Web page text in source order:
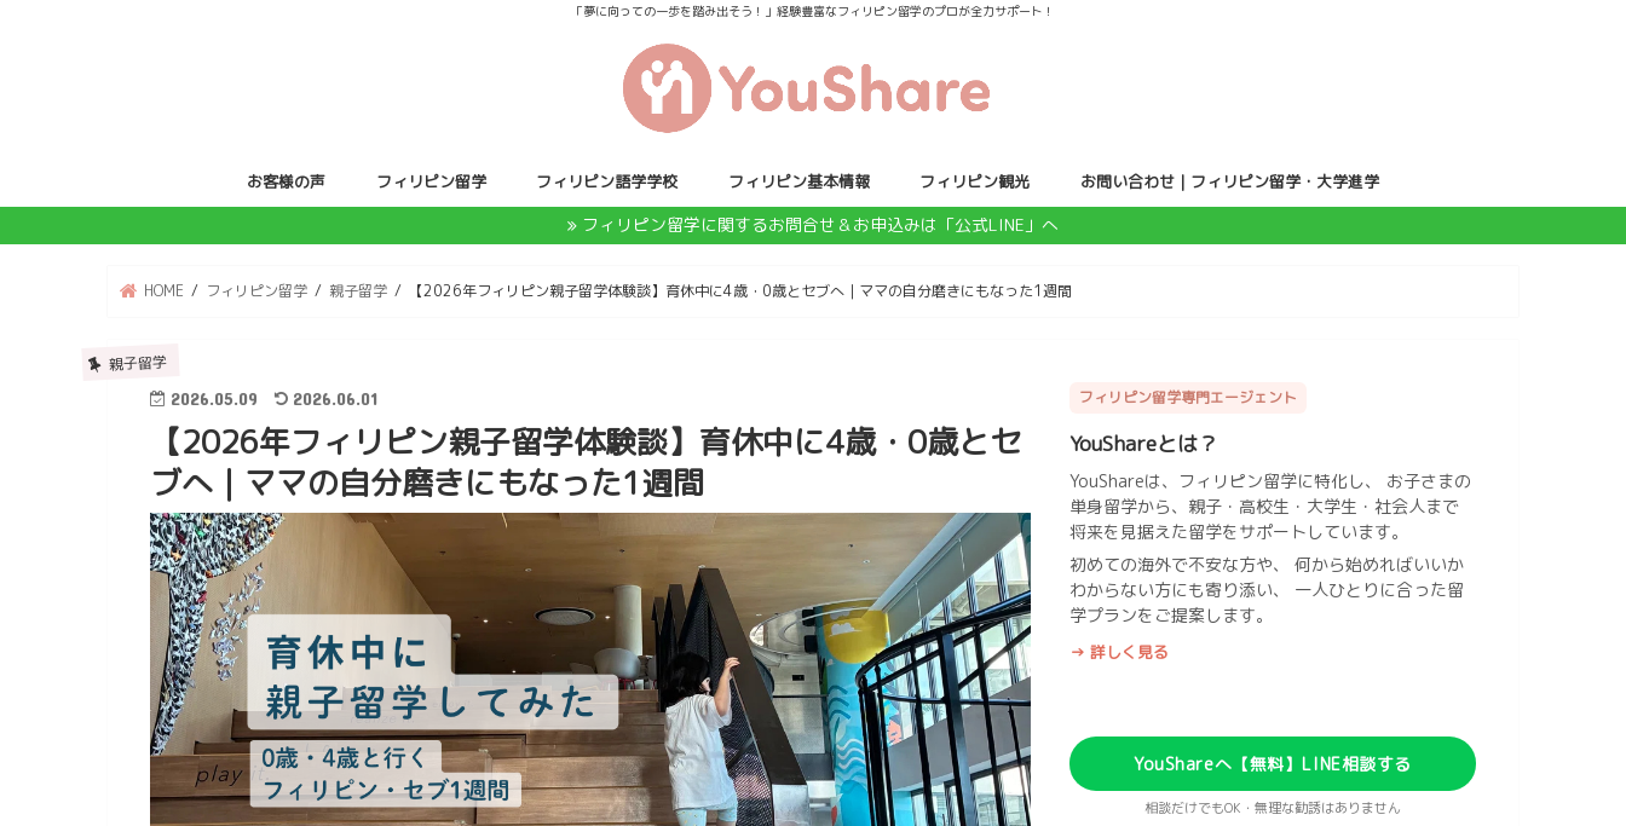
「夢に向っての一歩を踏み出そう！」経験豊富なフィリピン留学のプロが全力サポート！
お客様の声 フィリピン留学 フィリピン語学学校 フィリピン基本情報 フィリピン観光 お問い合わせ｜フィリピン留学・大学進学
フィリピン留学に関するお問合せ＆お申込みは「公式LINE」へ
HOME フィリピン留学 親子留学 【2026年フィリピン親子留学体験談】育休中に4歳・0歳とセブへ｜ママの自分磨きにもなった1週間
親子留学
2026.05.09 2026.06.01
【2026年フィリピン親子留学体験談】育休中に4歳・0歳とセ
ブへ｜ママの自分磨きにもなった1週間
フィリピン留学専門エージェント
YouShareとは？
YouShareは、フィリピン留学に特化し、 お子さまの
単身留学から、親子・高校生・大学生・社会人まで
将来を見据えた留学をサポートしています。
初めての海外で不安な方や、 何から始めればいいか
わからない方にも寄り添い、 一人ひとりに合った留
学プランをご提案します。
→ 詳しく見る
YouShareへ【無料】LINE相談する
相談だけでもOK・無理な勧誘はありません